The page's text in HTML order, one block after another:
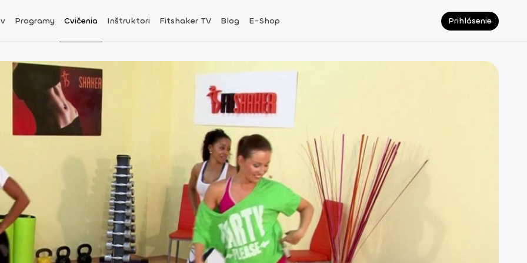
Programy Cvičenia Inštruktori Fitshaker TV Blog E-Shop Prihlásenie